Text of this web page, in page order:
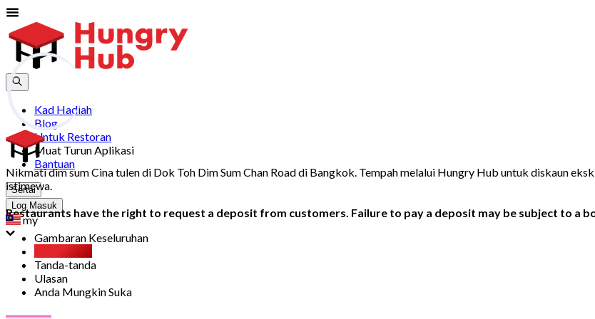
Kad Hadiah
Blog
Untuk Restoran
Muat Turun Aplikasi
Bantuan
Sertai
Log Masuk
my
Nikmati dim sum Cina tulen di Dok Toh Dim Sum Chan Road di Bangkok. Tempah melalui Hungry Hub untuk diskaun
istimewa.
Restaurants have the right to request a deposit from customers. Failure to pay a deposit may be subject to a
Gambaran Keseluruhan
Tanda-tanda
Ulasan
Anda Mungkin Suka